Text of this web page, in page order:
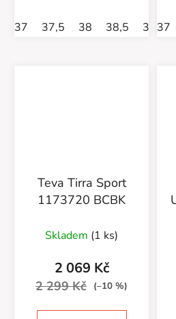
37 37,5 38 38,5 39 37
Teva Tirra Sport
1173720 BCBK
Skladem (1 ks)
2 069 Kč
2 299 Kč (–10 %)